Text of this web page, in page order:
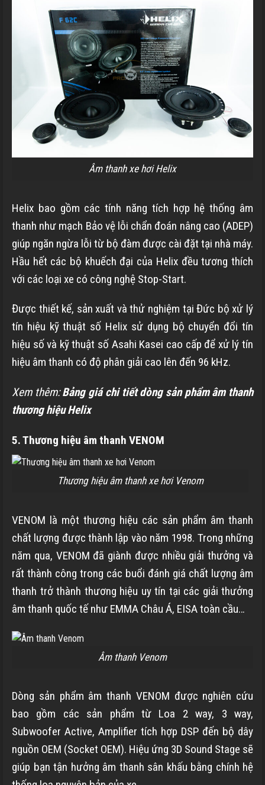
Âm thanh xe hơi Helix
Helix bao gồm các tính năng tích hợp hệ thống âm
thanh như mạch Bảo vệ lỗi chẩn đoán nâng cao (ADEP)
giúp ngăn ngừa lỗi từ bộ đàm được cài đặt tại nhà máy.
Hầu hết các bộ khuếch đại của Helix đều tương thích
với các loại xe có công nghệ Stop-Start.
Được thiết kế, sản xuất và thử nghiệm tại Đức bộ xử lý
tín hiệu kỹ thuật số Helix sử dụng bộ chuyển đổi tín
hiệu số và kỹ thuật số Asahi Kasei cao cấp để xử lý tín
hiệu âm thanh có độ phân giải cao lên đến 96 kHz.
Xem thêm:Bảng giá chi tiết dòng sản phẩm âm thanh
thương hiệu Helix
5. Thương hiệu âm thanh VENOM
Thương hiệu âm thanh xe hơi Venom
VENOM là một thương hiệu các sản phẩm âm thanh
chất lượng được thành lập vào năm 1998. Trong những
năm qua, VENOM đã giành được nhiều giải thưởng và
rất thành công trong các buổi đánh giá chất lượng âm
thanh trở thành thương hiệu uy tín tại các giải thưởng
âm thanh quốc tế như EMMA Châu Á, EISA toàn cầu…
Âm thanh Venom
Dòng sản phẩm âm thanh VENOM được nghiên cứu
bao gồm các sản phẩm từ Loa 2 way, 3 way,
Subwoofer Active, Amplifier tích hợp DSP đến bộ dây
nguồn OEM (Socket OEM). Hiệu ứng 3D Sound Stage sẽ
giúp bạn tận hưởng âm thanh sân khấu bằng chính hệ